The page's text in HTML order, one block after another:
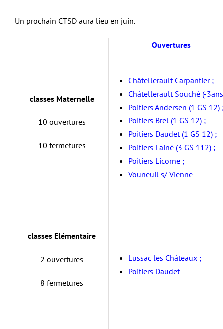
Un prochain CTSD aura lieu en juin.
Ouvertures
classes Maternelle
10 ouvertures
10 fermetures
Châtellerault Carpantier ;
Châtellerault Souché (-
Poitiers Andersen (1 GS 12) ;
Poitiers Brel (1 GS 12) ;
Poitiers Daudet (1 GS 12) ;
Poitiers Lainé (3 GS 112) ;
Poitiers Licorne ;
Vouneuil s/ Vienne
classes Elémentaire
2 ouvertures
8 fermetures
Lussac les Châteaux ;
Poitiers Daudet